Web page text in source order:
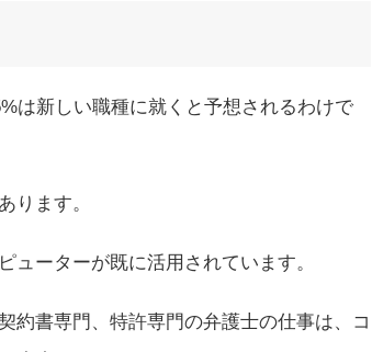
は新しい職種に就くと予想されるわけで
ります。
ューターが既に活用されています。
約書専門、特許専門の弁護士の仕事は、コ